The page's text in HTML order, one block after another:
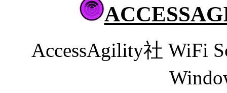
AccessAgility社 WiFi